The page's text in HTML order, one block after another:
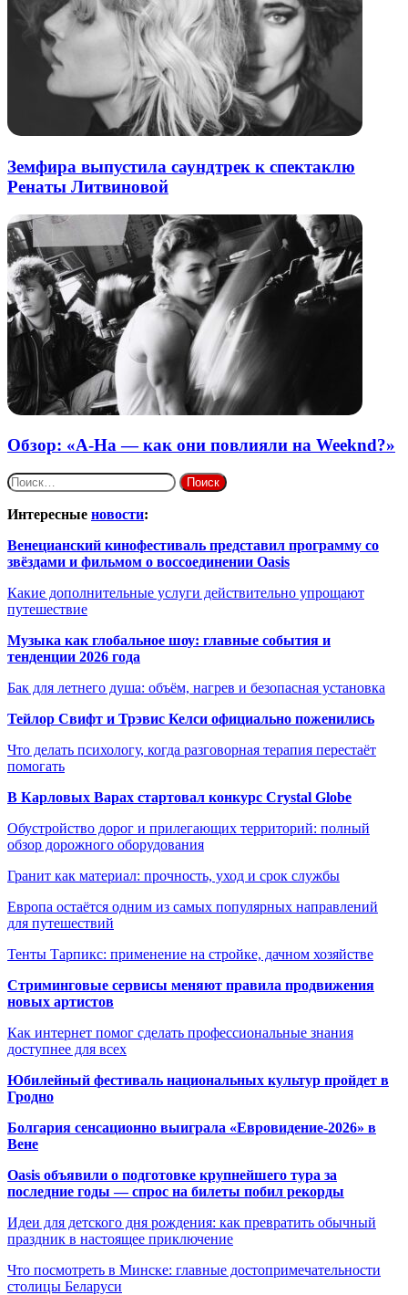
Земфира выпустила саундтрек к спектаклю
Ренаты Литвиновой
Обзор: «A-Ha — как они повлияли на Weeknd?»
Найти:
Интересные новости:
Венецианский кинофестиваль представил программу со
звёздами и фильмом о воссоединении Oasis
Какие дополнительные услуги действительно упрощают
путешествие
Музыка как глобальное шоу: главные события и
тенденции 2026 года
Бак для летнего душа: объём, нагрев и безопасная установка
Тейлор Свифт и Трэвис Келси официально поженились
Что делать психологу, когда разговорная терапия перестаёт
помогать
В Карловых Варах стартовал конкурс Crystal Globe
Обустройство дорог и прилегающих территорий: полный
обзор дорожного оборудования
Гранит как материал: прочность, уход и срок службы
Европа остаётся одним из самых популярных направлений
для путешествий
Тенты Тарпикс: применение на стройке, дачном хозяйстве
Стриминговые сервисы меняют правила продвижения
новых артистов
Как интернет помог сделать профессиональные знания
доступнее для всех
Юбилейный фестиваль национальных культур пройдет в
Гродно
Болгария сенсационно выиграла «Евровидение-2026» в
Вене
Oasis объявили о подготовке крупнейшего тура за
последние годы — спрос на билеты побил рекорды
Идеи для детского дня рождения: как превратить обычный
праздник в настоящее приключение
Что посмотреть в Минске: главные достопримечательности
столицы Беларуси